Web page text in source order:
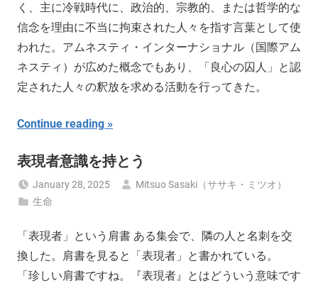
く、主に冷戦時代に、政治的、宗教的、または哲学的な
信念を理由に不当に拘束された人々を指す言葉として使
われた。アムネスティ・インターナショナル（国際アム
ネスティ）が広めた概念でもあり、「良心の囚人」と認
定された人々の釈放を求める活動を行ってきた。
Continue reading
表現者意識を持とう
January 28, 2025
Mitsuo Sasaki（ササキ・ミツオ）
生命
「表現者」という肩書 ある集会で、隣の人と名刺を交
換した。肩書を見ると「表現者」と書かれている。
「珍しい肩書ですね。『表現者』とはどういう意味です